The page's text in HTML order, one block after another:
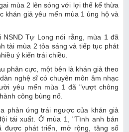
mùa 2 lên sóng với lợi thế kế thừa
khán giả yêu mến mùa 1 ủng hộ và
NSND Tự Long nói rằng, mùa 1 đã
tài mùa 2 tỏa sáng và tiếp tục phát
ý kiến trái chiều.
phân cực, một bên là khán giả theo
nghệ sĩ có chuyên môn âm nhạc
yêu mến mùa 1 đã "vượt chông
công bùng nổ.
phản ứng trái ngược của khán giả
tái xuất. Ở mùa 1, "Tình anh bán
được phát triển, mở rộng, tăng số